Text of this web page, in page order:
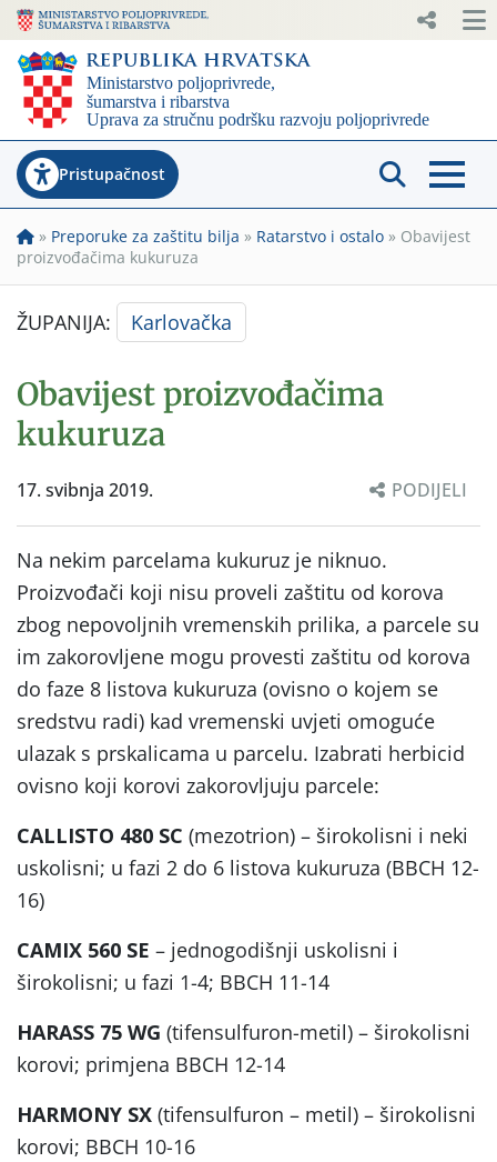
Pristupačnost
» Preporuke za zaštitu bilja » Ratarstvo i ostalo » Obavijest
proizvođačima kukuruza
ŽUPANIJA: Karlovačka
Obavijest proizvođačima
kukuruza
17. svibnja 2019. PODIJELI
Na nekim parcelama kukuruz je niknuo.
Proizvođači koji nisu proveli zaštitu od korova
zbog nepovoljnih vremenskih prilika, a parcele su
im zakorovljene mogu provesti zaštitu od korova
do faze 8 listova kukuruza (ovisno o kojem se
sredstvu radi) kad vremenski uvjeti omoguće
ulazak s prskalicama u parcelu. Izabrati herbicid
ovisno koji korovi zakorovljuju parcele:
CALLISTO 480 SC (mezotrion) – širokolisni i neki
uskolisni; u fazi 2 do 6 listova kukuruza (BBCH 12-
16)
CAMIX 560 SE – jednogodišnji uskolisni i
širokolisni; u fazi 1-4; BBCH 11-14
HARASS 75 WG (tifensulfuron-metil) – širokolisni
korovi; primjena BBCH 12-14
HARMONY SX (tifensulfuron – metil) – širokolisni
korovi; BBCH 10-16